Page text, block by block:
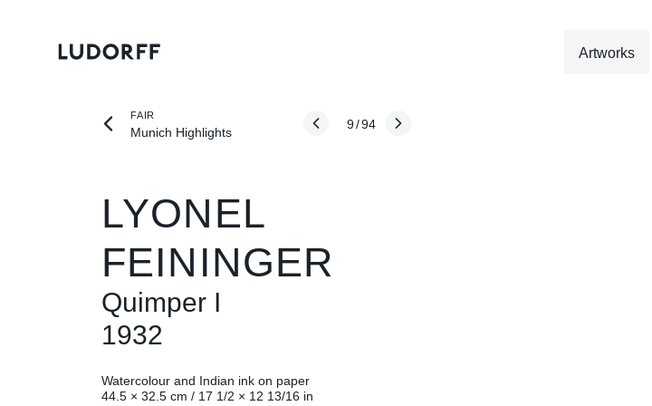
Artworks
FAIR
Munich Highlights
9/94
LYONEL
FEININGER
Quimper I
1932
Watercolour and Indian ink on paper
44.5 × 32.5 cm / 17 1/2 × 12 13/16 in